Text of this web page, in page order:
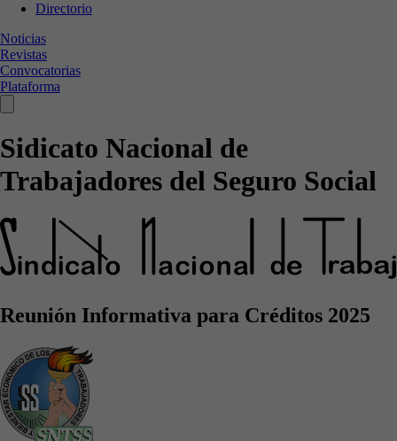
Directorio
Noticias
Revistas
Convocatorias
Plataforma
Sidicato Nacional de
Trabajadores del Seguro Social
Reunión Informativa para Créditos 2025